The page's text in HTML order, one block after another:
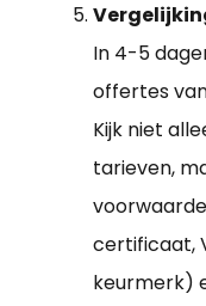
In 4-5
offertes
Kijk niet
tarieven,
certificaat,
keurmerk)